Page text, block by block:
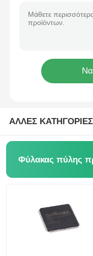
Τσιπ μνήμης
Τσιπ PSRAM
Τσιπ SRAM
Κύκλωμα
UART IC
ΑΛΛΕΣ